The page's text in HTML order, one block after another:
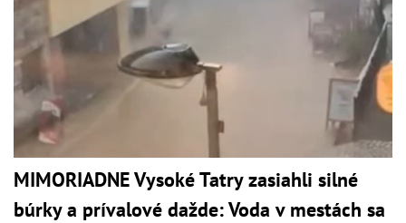
MIMORIADNE Vysoké Tatry zasiahli silné
búrky a prívalové dažde: Voda v mestách sa